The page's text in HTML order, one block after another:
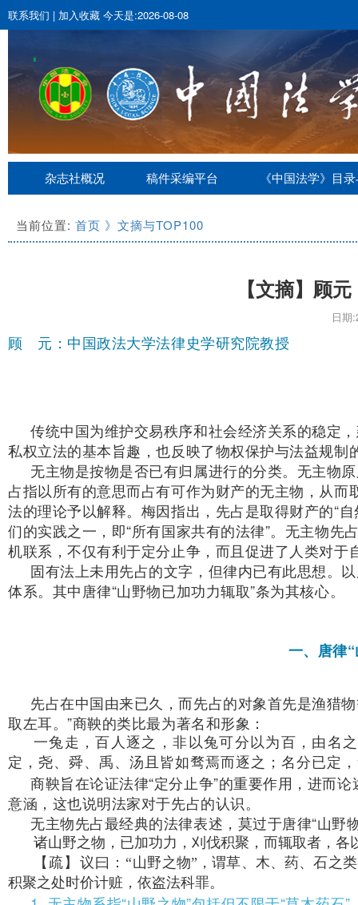
联系我们 | 加入收藏 今天是:2026-08-08
杂志社概况 稿件采编平台 《中国法学》目
当前位置: 首页 》文摘与TOP100
【文摘】顾
日期
顾 元：中国政法大学法律史学研究院教授
传统中国为维护交易秩序和社会经济关系的稳定
私权立法的基本旨趣，也反映了物权保护与法益规制
无主物是按物是否已有归属进行的分类。无主物
占指以所有的意思而占有可作为财产的无主物，从
法的理论予以解释。梅因指出，先占是取得财产的“
们的实践之一，即“所有国家共有的法律”。无主物
机联系，不仅有利于定分止争，而且促进了人类对于
固有法上未用先占的文字，但律内已有此思想。
体系。其中唐律“山野物已加功力辄取”条为其核心。
一、唐律
先占在中国由来已久，而先占的对象首先是渔猎
取左耳。”商鞅的类比最为著名和形象：
一兔走，百人逐之，非以兔可分以为百，由名
定，尧、舜、禹、汤且皆如骛焉而逐之；名分已定
商鞅旨在论证法律“定分止争”的重要作用，进而
意涵，这也说明法家对于先占的认识。
无主物先占最经典的法律表述，莫过于唐律“山野
诸山野之物，已加功力，刈伐积聚，而辄取者，各
【疏】议曰：“山野之物”，谓草、木、药、石之
积聚之处时价计赃，依盗法科罪。